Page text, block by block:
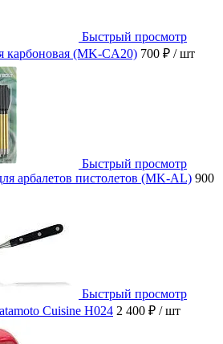
Быстрый просмотр
карбоновая (MK-CA20) 700 ₽ / шт
Быстрый просмотр
арбалетов пистолетов (MK-AL) 900
Быстрый просмотр
Cuisine H024 2 400 ₽ / шт